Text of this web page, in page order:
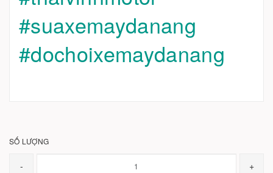
#suaxemaydanang
#dochoixemaydanang
SỐ LƯỢNG
- +